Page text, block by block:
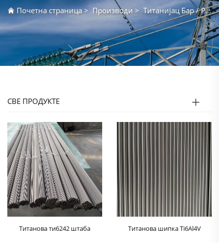
Почетна страница>Производи > Титанијац Бар / Род
СВЕ ПРОДУКТЕ
Титанова ти6242 штаба Титанова шипка Ti6Al4V